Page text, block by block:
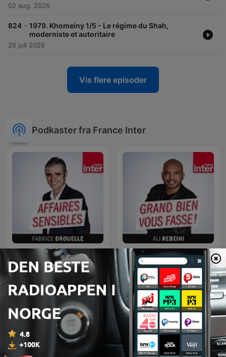
02 aug. 2026
824 - 1979. Khomeiny 1/5 - Le régime du Shah,
moderniste et autoritaire
26 juli 2026
Vis flere episoder
Podkaster fra France Inter
Affaires sensibles Grand bien vous fasse !